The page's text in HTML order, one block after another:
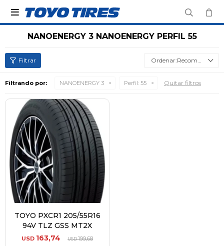

NANOENERGY 3 NANOENERGY PERFIL 55
Recomendados
Filtrando por: NANOENERGY 3 Perfil: 55 Quitar filtros
TOYO PXCR1 205/55R16
94V TLZ GSS MT2X
USD 163,74 USD199,68